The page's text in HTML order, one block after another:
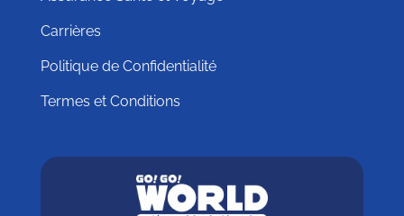
Carrières
Politique de Confidentialité
Termes et Conditions